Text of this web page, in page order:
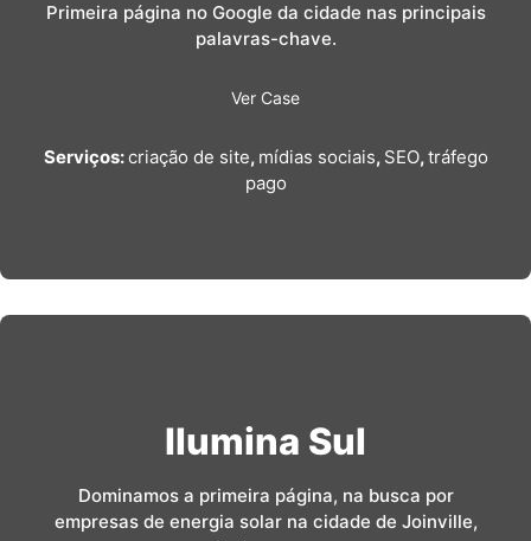
Primeira página no Google da cidade nas principais
palavras-chave.
Ver Case
Serviços:criação de site, mídias sociais, SEO,tráfego
pago
Ilumina Sul
Dominamos a primeira página, na busca por
empresas de energia solar na cidade de Joinville,